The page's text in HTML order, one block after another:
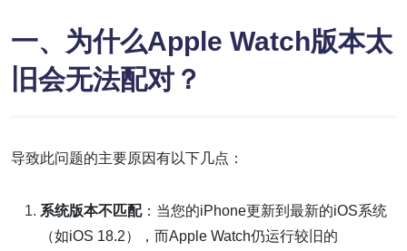
一、为什么Apple Watch版本太
旧会无法配对？
导致此问题的主要原因有以下几点：
系统版本不匹配：当您的iPhone更新到最新的iOS系统
（如iOS 18.2），而Apple Watch仍运行较旧的